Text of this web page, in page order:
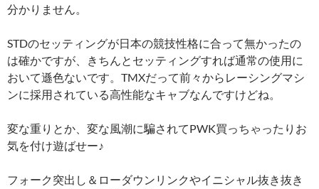
分かりません。
STDのセッティングが日本の競技性格に合って無かったの
は確かですが、きちんとセッティングすれば通常の使用に
おいて遜色ないです。TMXだって前々からレーシングマシ
ンに採用されている高性能なキャブなんですけどね。
変な重りとか、変な風潮に騙されてPWK買っちゃったりお
気を付け遊ばせー♪
フォーク突出し＆ローダウンリンクやイニシャル抜き抜き